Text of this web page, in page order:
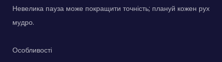
Невелика пауза може покращити точність; плануй кожен рух
мудро.
Особливості